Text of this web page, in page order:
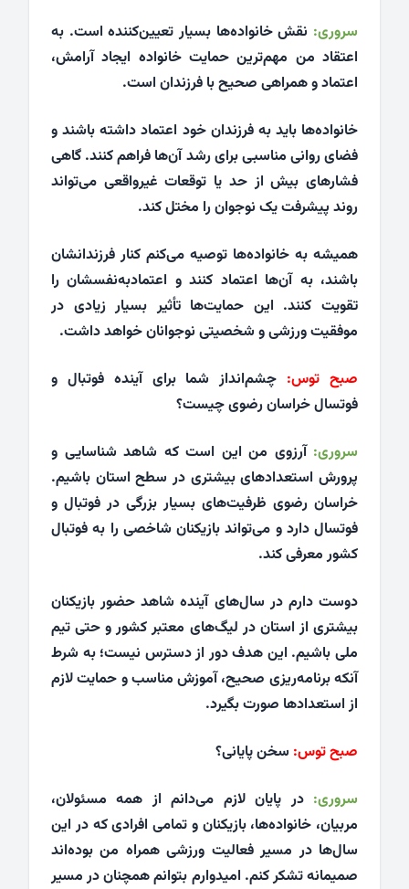
سروری: نقش خانواده‌ها بسیار تعیین‌کننده است. به
اعتقاد من مهم‌ترین حمایت خانواده ایجاد آرامش،
اعتماد و همراهی صحیح با فرزندان است.
خانواده‌ها باید به فرزندان خود اعتماد داشته باشند و
فضای روانی مناسبی برای رشد آن‌ها فراهم کنند. گاهی
فشارهای بیش از حد یا توقعات غیرواقعی می‌تواند
روند پیشرفت یک نوجوان را مختل کند.
همیشه به خانواده‌ها توصیه می‌کنم کنار فرزندانشان
باشند، به آن‌ها اعتماد کنند و اعتمادبه‌نفسشان را
تقویت کنند. این حمایت‌ها تأثیر بسیار زیادی در
موفقیت ورزشی و شخصیتی نوجوانان خواهد داشت.
صبح توس: چشم‌انداز شما برای آینده فوتبال و
فوتسال خراسان رضوی چیست؟
سروری: آرزوی من این است که شاهد شناسایی و
پرورش استعدادهای بیشتری در سطح استان باشیم.
خراسان رضوی ظرفیت‌های بسیار بزرگی در فوتبال و
فوتسال دارد و می‌تواند بازیکنان شاخصی را به فوتبال
کشور معرفی کند.
دوست دارم در سال‌های آینده شاهد حضور بازیکنان
بیشتری از استان در لیگ‌های معتبر کشور و حتی تیم
ملی باشیم. این هدف دور از دسترس نیست؛ به شرط
آنکه برنامه‌ریزی صحیح، آموزش مناسب و حمایت لازم
از استعدادها صورت بگیرد.
صبح توس: سخن پایانی؟
سروری: در پایان لازم می‌دانم از همه مسئولان،
مربیان، خانواده‌ها، بازیکنان و تمامی افرادی که در این
سال‌ها در مسیر فعالیت ورزشی همراه من بوده‌اند
صمیمانه تشکر کنم. امیدوارم بتوانم همچنان در مسیر